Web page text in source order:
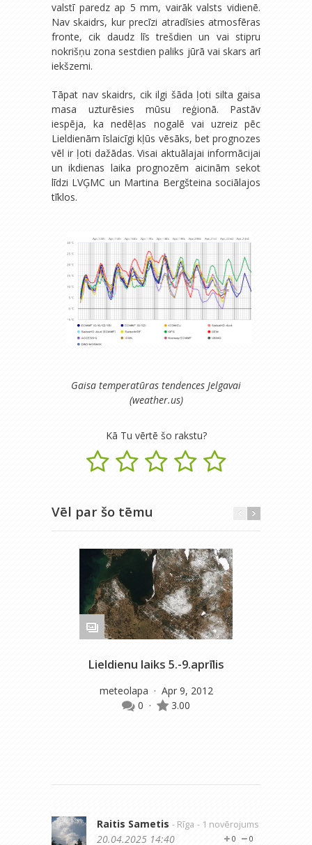
valstī paredz ap 5 mm, vairāk valsts vidienē.
Nav skaidrs, kur precīzi atradīsies atmosfēras
fronte, cik daudz līs trešdien un vai stipru
nokrišņu zona sestdien paliks jūrā vai skars arī
iekšzemi.
Tāpat nav skaidrs, cik ilgi šāda ļoti silta gaisa
masa uzturēsies mūsu reģionā. Pastāv
iespēja, ka nedēļas nogalē vai uzreiz pēc
Lieldienām īslaicīgi kļūs vēsāks, bet prognozes
vēl ir ļoti dažādas. Visai aktuālajai informācijai
un ikdienas laika prognozēm aicinām sekot
līdzi LVĢMC un Martina Bergšteina sociālajos
tīklos.
Gaisa temperatūras tendences Jelgavai
(weather.us)
Kā Tu vērtē šo rakstu?
Vēl par šo tēmu
Lieldienu laiks 5.-9.aprīlis
meteolapa · Apr 9, 2012
0 · 3.00
Raitis Sametis - Rīga - 1 novērojums
0
0
20.04.2025 14:40